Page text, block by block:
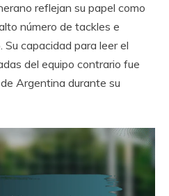
reflejan su papel como
número de tackles e
capacidad para leer el
del equipo contrario fue
Argentina durante su